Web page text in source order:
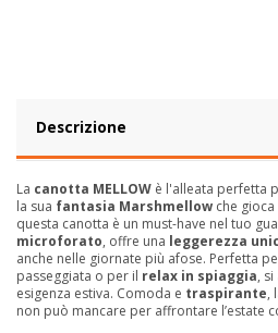
Descrizione
La canotta MELLOW è l'alleata perfetta
la sua fantasia Marshmellow che
questa canotta è un must-have nel tuo
microforato, offre una leggerezza
anche nelle giornate più afose. Perfetta
passeggiata o per il relax in spiaggia,
esigenza estiva. Comoda e traspirante,
non può mancare per affrontare l’estate